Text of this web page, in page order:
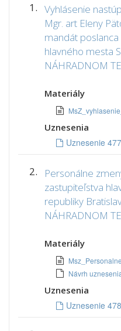
1. Vyhlásenie
Mgr. art Eleny
mandát
hlavného mesta
NÁHRADNOM
Materiály
Uznesenia
Uznesenie
2.
Personálne
zastupiteľstva
republiky
NÁHRADNOM
Materiály
Návrh
Uznesenia
Uznesenie